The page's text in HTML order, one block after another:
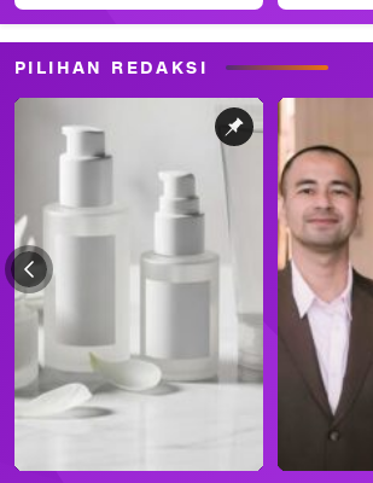
PILIHAN REDAKSI